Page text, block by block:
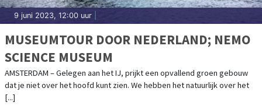
9 juni 2023, 12:00 uur
MUSEUMTOUR DOOR NEDERLAND; NEMO
SCIENCE MUSEUM
AMSTERDAM – Gelegen aan het IJ, prijkt een opvallend groen gebouw
dat je niet over het hoofd kunt zien. We hebben het natuurlijk over het
[...]